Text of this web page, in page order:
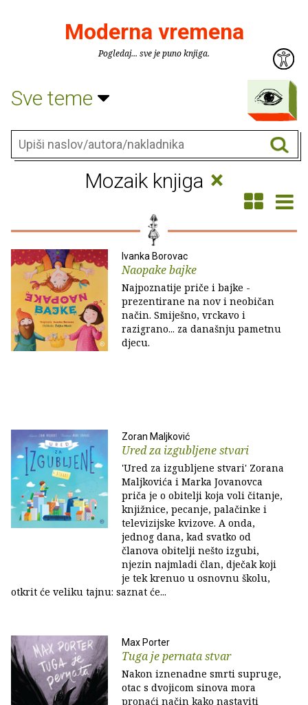
Moderna vremena
Pogledaj... sve je puno knjiga.
Sve teme
Mozaik knjiga ×
Ivanka Borovac
Naopake bajke
Najpoznatije priče i bajke -
prezentirane na nov i neobičan
način. Smiješno, vrckavo i
razigrano... za današnju pametnu
djecu.
Zoran Maljković
Ured za izgubljene stvari
'Ured za izgubljene stvari' Zorana
Maljkovića i Marka Jovanovca
priča je o obitelji koja voli čitanje,
knjižnice, pecanje, palačinke i
televizijske kvizove. A onda,
jednog dana, kad svatko od
članova obitelji nešto izgubi,
njezin najmladi član, dječak koji
je tek krenuo u osnovnu školu,
otkrit će veliku tajnu: saznat će...
Max Porter
Tuga je pernata stvar
Nakon iznenadne smrti supruge,
otac s dvojicom sinova mora
pronaći način kako nastaviti